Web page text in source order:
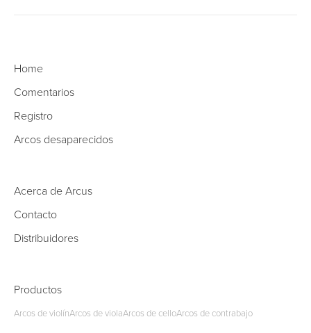
Home
Comentarios
Registro
Arcos desaparecidos
Acerca de Arcus
Contacto
Distribuidores
Productos
Arcos de violínArcos de violaArcos de celloArcos de contrabajo